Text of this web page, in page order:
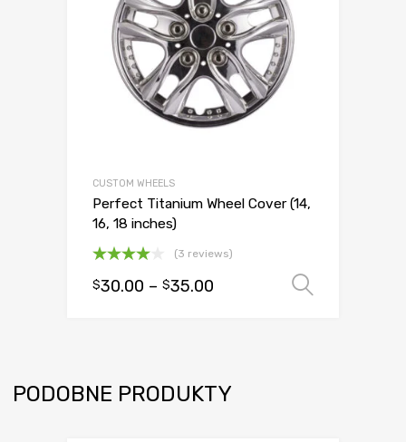
CUSTOM WHEELS
Perfect Titanium Wheel Cover (14,
16, 18 inches)
4.00na
(3 reviews)
$30.00 – $35.00
PODOBNE PRODUKTY